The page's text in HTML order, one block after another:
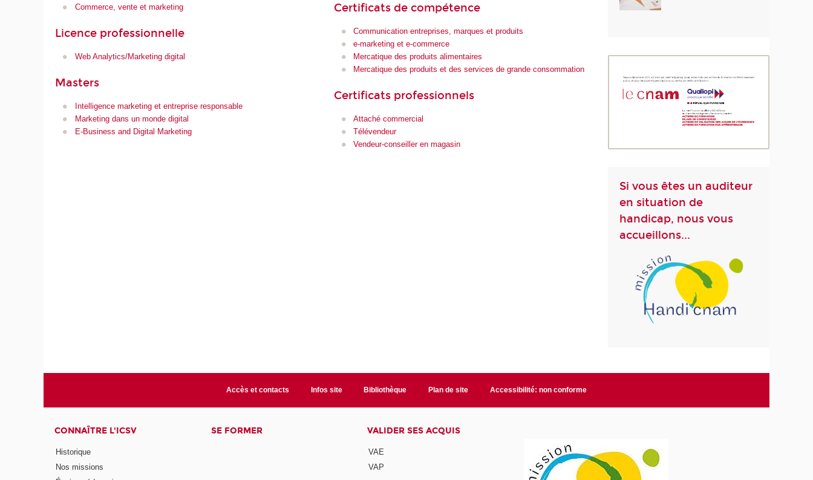
Commerce, vente et marketing
Licence professionnelle
Web Analytics/Marketing digital
Masters
Intelligence marketing et entreprise responsable
Marketing dans un monde digital
E-Business and Digital Marketing
Certificats de compétence
Communication entreprises, marques et produits
e-marketing et e-commerce
Mercatique des produits alimentaires
Mercatique des produits et des services de grande consommation
Certificats professionnels
Attaché commercial
Télévendeur
Vendeur-conseiller en magasin
Si vous êtes un auditeur
en situation de
handicap, nous vous
accueillons...
Accès et contacts Infos site Bibliothèque Plan de site Accessibilité: non conforme
CONNAÎTRE L'ICSV
Historique
Nos missions
SE FORMER VALIDER SES ACQUIS
VAE
VAP